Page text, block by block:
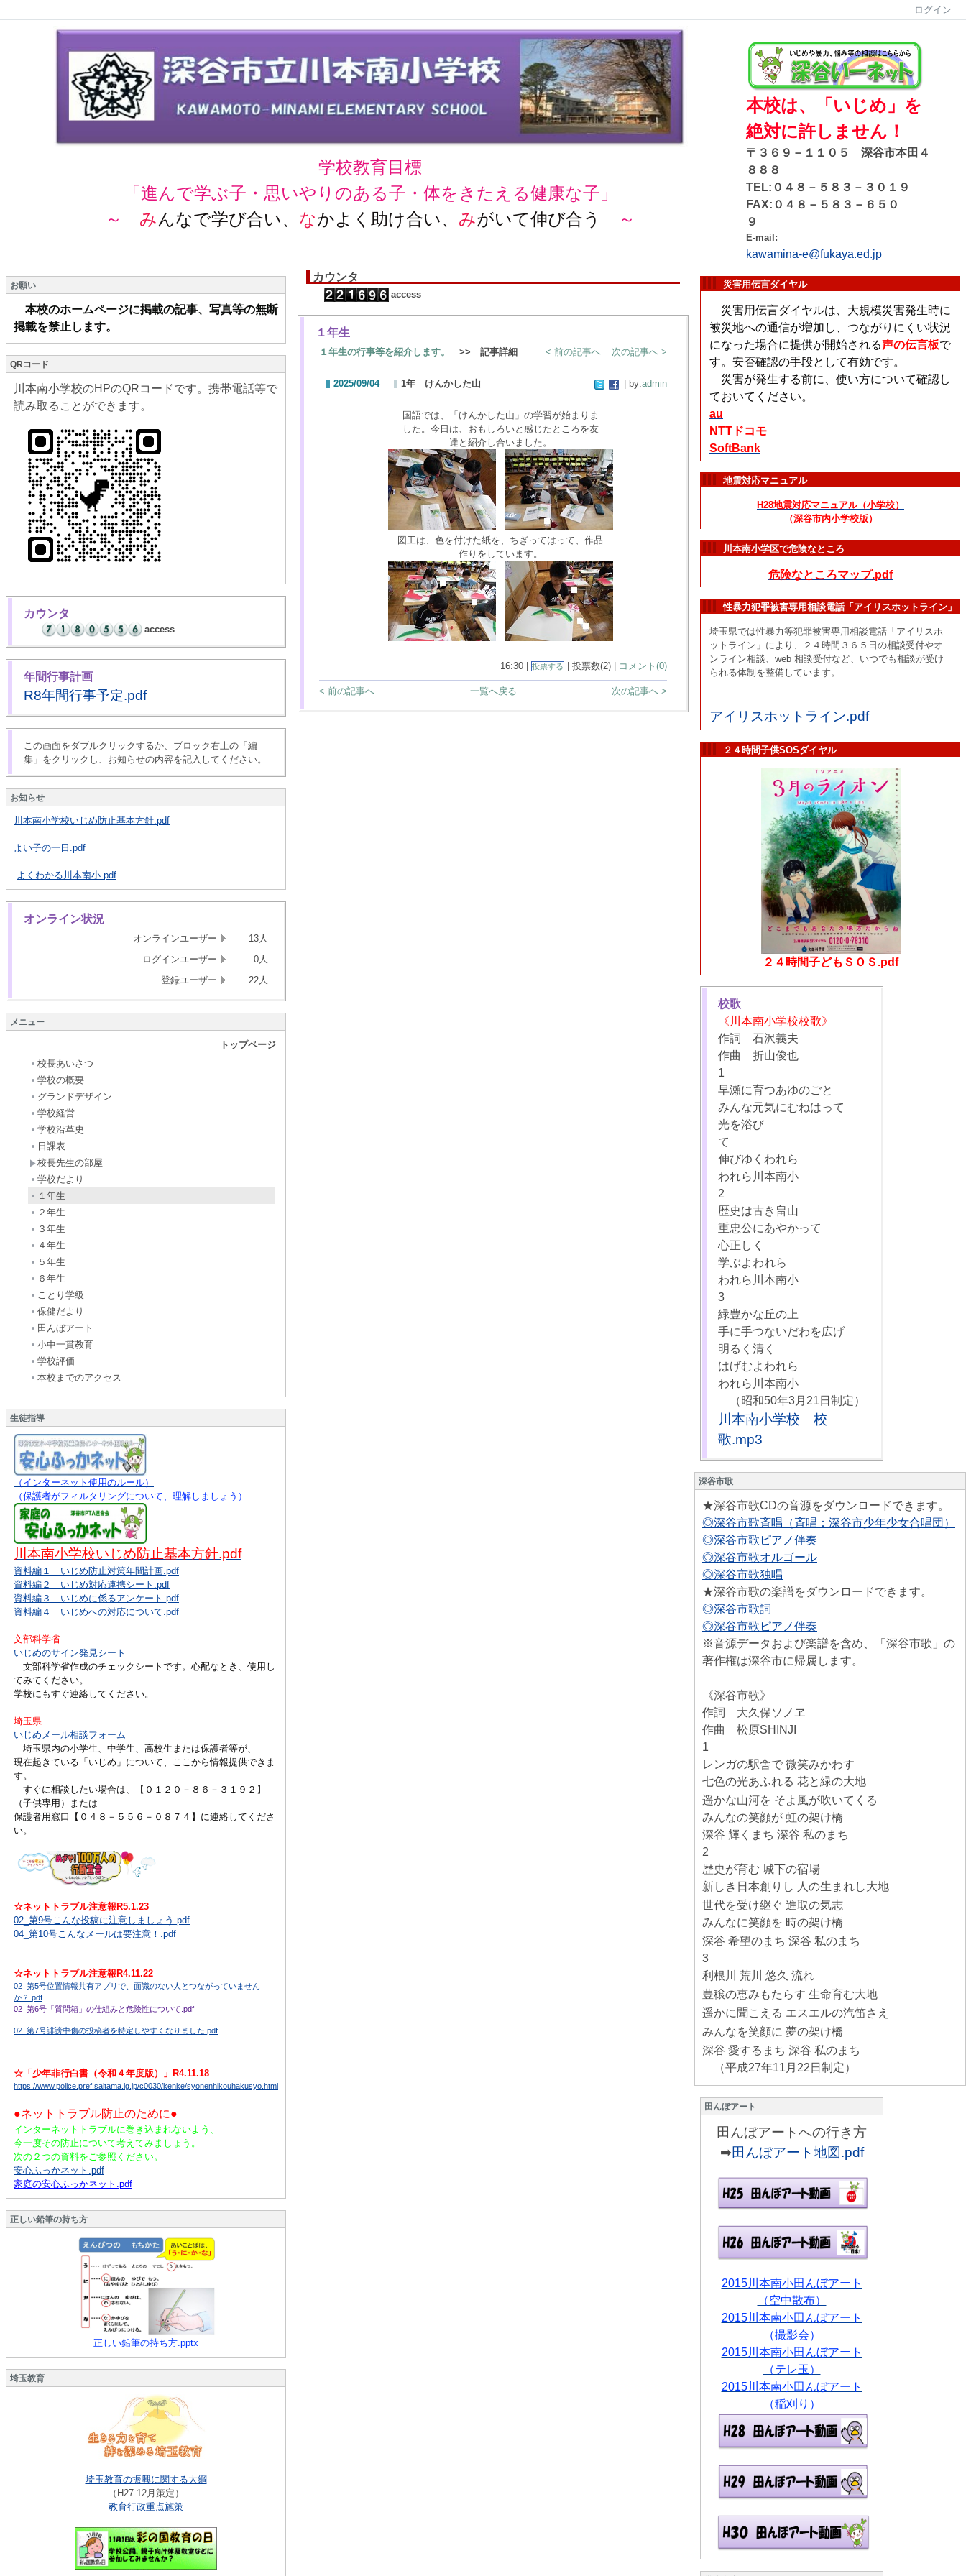
ログイン
学校教育目標
「進んで学ぶ子・思いやりのある子・体をきたえる健康な子」
～ みんなで学び合い、 なかよく助け合い、 みがいて伸び合う ～
本校は、「いじめ」を
絶対に許しません！
〒３６９－１１０５ 深谷市本田４
８８８
TEL:０４８－５８３－３０１９
FAX:０４８－５８３－６５０
９
E-mail:
kawamina-e@fukaya.ed.jp
お願い
本校のホームページに掲載の記事、写真等の無断
掲載を禁止します。
QRコード
川本南小学校のHPのQRコードです。携帯電話等で
読み取ることができます。
カウンタ
access
年間行事計画
R8年間行事予定.pdf
この画面をダブルクリックするか、ブロック右上の「編
集」をクリックし、お知らせの内容を記入してください。
お知らせ
川本南小学校いじめ防止基本方針.pdf
よい子の一日.pdf
よくわかる川本南小.pdf
オンライン状況
オンラインユーザー
13人
ログインユーザー
0人
登録ユーザー
22人
メニュー
トップページ
校長あいさつ
学校の概要
グランドデザイン
学校経営
学校沿革史
日課表
校長先生の部屋
学校だより
１年生
２年生
３年生
４年生
５年生
６年生
ことり学級
保健だより
田んぼアート
小中一貫教育
学校評価
本校までのアクセス
生徒指導
（インターネット使用のルール）
（保護者がフィルタリングについて、理解しましょう）
川本南小学校いじめ防止基本方針.pdf
資料編１ いじめ防止対策年間計画.pdf
資料編２ いじめ対応連携シート.pdf
資料編３ いじめに係るアンケート.pdf
資料編４ いじめへの対応について.pdf
文部科学省
いじめのサイン発見シート
文部科学省作成のチェックシートです。心配なとき、使用し
てみてください。
学校にもすぐ連絡してください。
埼玉県
いじめメール相談フォーム
埼玉県内の小学生、中学生、高校生または保護者等が、
現在起きている「いじめ」について、ここから情報提供できま
す。
すぐに相談したい場合は、【０１２０－８６－３１９２】
（子供専用）または
保護者用窓口【０４８－５５６－０８７４】に連絡してくださ
い。
☆ネットトラブル注意報R5.1.23
02_第9号こんな投稿に注意しましょう.pdf
04_第10号こんなメールは要注意！.pdf
☆ネットトラブル注意報R4.11.22
02_第5号位置情報共有アプリで、面識のない人とつながっていません
か？.pdf
02_第6号「質問箱」の仕組みと危険性について.pdf
02_第7号誹謗中傷の投稿者を特定しやすくなりました.pdf
☆「少年非行白書（令和４年度版）」R4.11.18
https://www.police.pref.saitama.lg.jp/c0030/kenke/syonenhikouhakusyo.html
●ネットトラブル防止のために●
インターネットトラブルに巻き込まれないよう、
今一度その防止について考えてみましょう。
次の２つの資料をご参照ください。
安心ふっかネット.pdf
家庭の安心ふっかネット.pdf
正しい鉛筆の持ち方
正しい鉛筆の持ち方.pptx
埼玉教育
埼玉教育の振興に関する大綱
（H27.12月策定）
教育行政重点施策
カウンタ
access
１年生
１年生の行事等を紹介します。 >> 記事詳細 < 前の記事へ 次の記事へ >
2025/09/04 1年 けんかした山 | by:admin
国語では、「けんかした山」の学習が始まりま
した。今日は、おもしろいと感じたところを友
達と紹介し合いました。
図工は、色を付けた紙を、ちぎってはって、作品
作りをしています。
16:30 | 投票する | 投票数(2) | コメント(0)
< 前の記事へ 次の記事へ >
一覧へ戻る
災害用伝言ダイヤル
災害用伝言ダイヤルは、大規模災害発生時に
被災地への通信が増加し、つながりにくい状況
になった場合に提供が開始される声の伝言板で
す。安否確認の手段として有効です。
災害が発生する前に、使い方について確認し
ておいてください。
au
NTTドコモ
SoftBank
地震対応マニュアル
H28地震対応マニュアル（小学校）
（深谷市内小学校版）
川本南小学区で危険なところ
危険なところマップ.pdf
性暴力犯罪被害専用相談電話「アイリスホットライン」
埼玉県では性暴力等犯罪被害専用相談電話「アイリスホ
ットライン」により、２４時間３６５日の相談受付やオ
ンライン相談、web 相談受付など、いつでも相談が受け
られる体制を整備しています。
アイリスホットライン.pdf
２４時間子供SOSダイヤル
２４時間子どもＳＯＳ.pdf
校歌
《川本南小学校校歌》
作詞 石沢義夫
作曲 折山俊也
1
早瀬に育つあゆのごと
みんな元気にむねはって
光を浴び
て
伸びゆくわれら
われら川本南小
2
歴史は古き畠山
重忠公にあやかって
心正しく
学ぶよわれら
われら川本南小
3
緑豊かな丘の上
手に手つないだわを広げ
明るく清く
はげむよわれら
われら川本南小
（昭和50年3月21日制定）
川本南小学校 校
歌.mp3
深谷市歌
★深谷市歌CDの音源をダウンロードできます。
◎深谷市歌斉唱（斉唱：深谷市少年少女合唱団）
◎深谷市歌ピアノ伴奏
◎深谷市歌オルゴール
◎深谷市歌独唱
★深谷市歌の楽譜をダウンロードできます。
◎深谷市歌詞
◎深谷市歌ピアノ伴奏
※音源データおよび楽譜を含め、「深谷市歌」の
著作権は深谷市に帰属します。
《深谷市歌》
作詞 大久保ソノヱ
作曲 松原SHINJI
1
レンガの駅舎で 微笑みかわす
七色の光あふれる 花と緑の大地
遥かな山河を そよ風が吹いてくる
みんなの笑顔が 虹の架け橋
深谷 輝くまち 深谷 私のまち
2
歴史が育む 城下の宿場
新しき日本創りし 人の生まれし大地
世代を受け継ぐ 進取の気志
みんなに笑顔を 時の架け橋
深谷 希望のまち 深谷 私のまち
3
利根川 荒川 悠久 流れ
豊穣の恵みもたらす 生命育む大地
遥かに聞こえる エスエルの汽笛さえ
みんなを笑顔に 夢の架け橋
深谷 愛するまち 深谷 私のまち
（平成27年11月22日制定）
田んぼアート
田んぼアートへの行き方
➡田んぼアート地図.pdf
2015川本南小田んぼアート
（空中散布）
2015川本南小田んぼアート
（撮影会）
2015川本南小田んぼアート
（テレ玉）
2015川本南小田んぼアート
（稲刈り）